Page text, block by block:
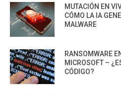
MUTACIÓN EN
CÓMO LA IA
MALWARE
RANSOMWARE
MICROSOFT –
CÓDIGO?